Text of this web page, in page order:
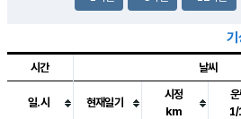
기
시간 날씨
일.시 현재일기
시정
km
1/